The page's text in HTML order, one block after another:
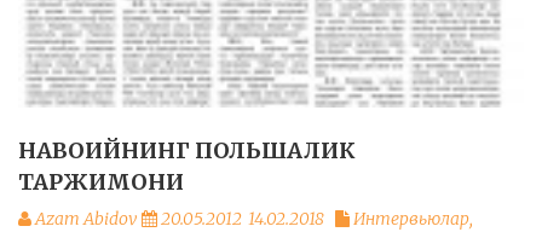
НАВОИЙНИНГ ПОЛЬШАЛИК
ТАРЖИМОНИ
Azam Abidov 20.05.2012 14.02.2018 Интервьюлар,